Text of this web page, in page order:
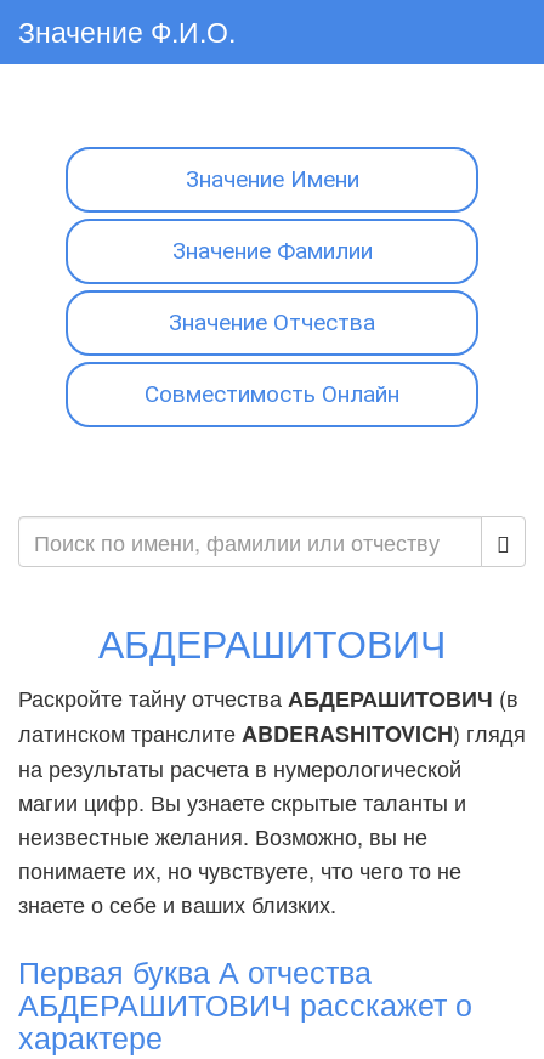
Значение Ф.И.О.
Значение Имени
Значение Фамилии
Значение Отчества
Совместимость Онлайн
АБДЕРАШИТОВИЧ
Раскройте тайну отчества АБДЕРАШИТОВИЧ (в
латинском транслитеABDERASHITOVICH) глядя
на результаты расчета в нумерологической
магии цифр. Вы узнаете скрытые таланты и
неизвестные желания. Возможно, вы не
понимаете их, но чувствуете, что чего то не
знаете о себе и ваших близких.
Первая буква А отчества
АБДЕРАШИТОВИЧ расскажет о
характере